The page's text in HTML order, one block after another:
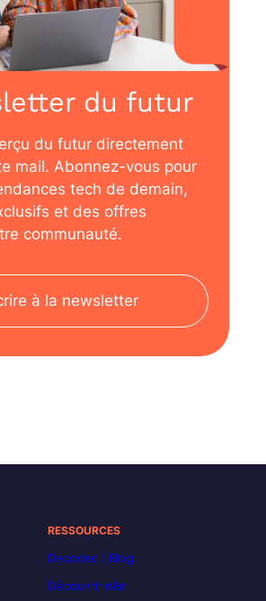
du futur
du futur directement
mail. Abonnez-vous pour
tech de demain,
et des offres
communauté.
à la newsletter
RESSOURCES
Decoded | Blog
Découvrir n8n